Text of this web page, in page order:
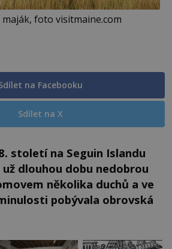
foto visitmaine.com
na Facebooku
Sdílet na X
století na Seguin Islandu
dlouhou dobu nedobrou
několika duchů a ve
pobývala obrovská